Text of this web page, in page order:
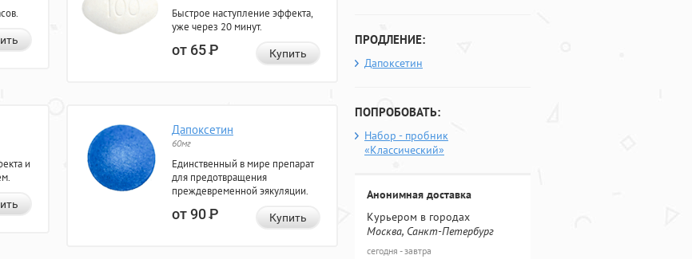
Быстрое наступление эффекта,
уже через 20 минут.
от 65Р Купить
и
Дапоксетин
60мг
Единственный в мире препарат
для предотвращения
преждевременной эякуляции.
от 90Р Купить
ПРОДЛЕНИЕ:
Дапоксетин
ПОПРОБОВАТЬ:
Набор - пробник
«Классический»
Анонимная доставка
Курьером в городах
Москва, Санкт-Петербург
сегодня - завтра